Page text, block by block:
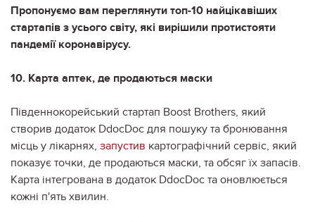
Пропонуємо вам переглянути топ-10 найцікавіших
стартапів з усього світу, які вирішили протистояти
пандемії коронавірусу.
10. Карта аптек, де продаються маски
Південнокорейський стартап Boost Brothers, який
створив додаток DdocDoc для пошуку та бронювання
місць у лікарнях, запустив картографічний сервіс, який
показує точки, де продаються маски, та обсяг їх запасів.
Карта інтегрована в додаток DdocDoc та оновлюється
кожні п'ять хвилин.